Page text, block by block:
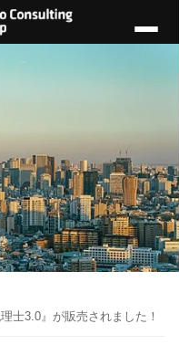
士3.0』が販売されました！